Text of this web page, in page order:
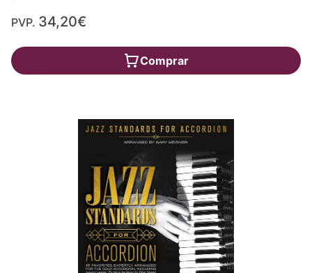
PVP. 34,20€
Comprar